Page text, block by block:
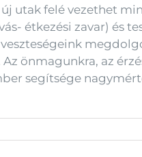
utak felé vezethet
étkezési zavar) és
önmagunkra, az
segítsége